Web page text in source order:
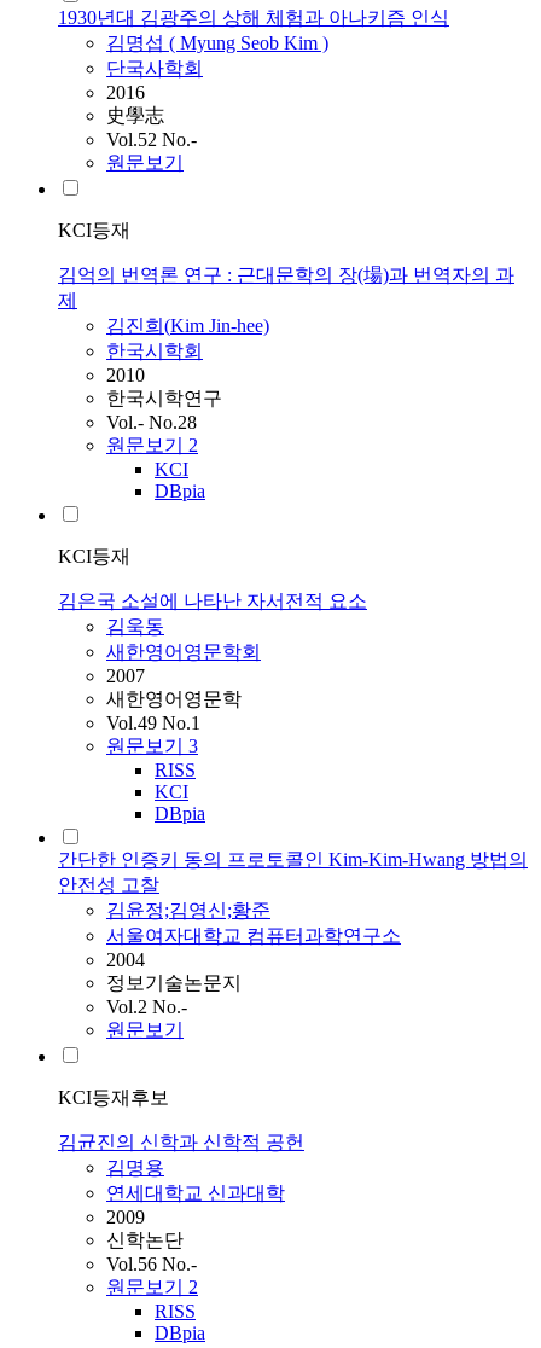
1930년대 김광주의 상해 체험과 아나키즘 인식
김명섭 ( Myung Seob Kim )
단국사학회
2016
史學志
Vol.52 No.-
원문보기
KCI등재
김억의 번역론 연구 : 근대문학의 장(場)과 번역자의 과
제
김진희(Kim Jin-hee)
한국시학회
2010
한국시학연구
Vol.- No.28
원문보기 2
KCI
DBpia
KCI등재
김은국 소설에 나타난 자서전적 요소
김욱동
새한영어영문학회
2007
새한영어영문학
Vol.49 No.1
원문보기 3
RISS
KCI
DBpia
간단한 인증키 동의 프로토콜인 Kim-Kim-Hwang 방법의
안전성 고찰
김윤정;김영신;황준
서울여자대학교 컴퓨터과학연구소
2004
정보기술논문지
Vol.2 No.-
원문보기
KCI등재후보
김균진의 신학과 신학적 공헌
김명용
연세대학교 신과대학
2009
신학논단
Vol.56 No.-
원문보기 2
RISS
DBpia